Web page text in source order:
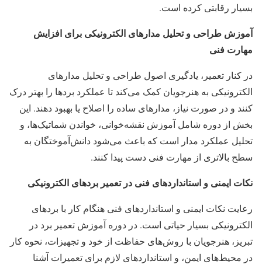
بسیار رقابتی کرده است.
آموزش طراحی و تحلیل مدارهای الکترونیکی برای افزایش
مهارت فنی
در کنار تعمیر، یادگیری اصول طراحی و تحلیل مدارهای
الکترونیکی به هنرجویان کمک می‌کند تا عملکرد بردها را بهتر درک
کنند و در صورت نیاز، مدارهای ساده را اصلاح یا بهبود دهند. این
بخش از دوره شامل آموزش نقشه‌خوانی، خواندن شماتیک‌ها، و
تحلیل عملکرد مدار است که باعث می‌شود دانش‌آموختگان به
سطح بالاتری از مهارت فنی دست پیدا کنند.
نکات ایمنی و استانداردهای فنی در تعمیر بردهای الکترونیکی
رعایت نکات ایمنی و استانداردهای فنی هنگام کار با بردهای
الکترونیکی بسیار حیاتی است. در دوره آموزش تعمیر برد در
تبریز، هنرجویان با روش‌های حفاظت از خود و تجهیزات، نحوه کار
در محیط‌های ایمن، و استانداردهای لازم برای تعمیرات آشنا